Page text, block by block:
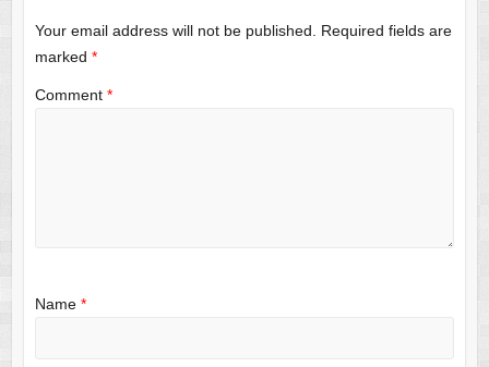
Your email address will not be published.
Required fields are
marked *
Comment *
Name *